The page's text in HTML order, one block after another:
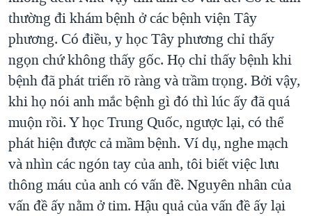
thường đi khám bệnh ở các bệnh viện Tây
phương. Có điều, y học Tây phương chỉ thấy
ngọn chứ không thấy gốc. Họ chỉ thấy bệnh khi
bệnh đã phát triển rõ ràng và trầm trọng. Bởi vậy,
khi họ nói anh mắc bệnh gì đó thì lúc ấy đã quá
muộn rồi. Y học Trung Quốc, ngược lại, có thể
phát hiện được cả mầm bệnh. Ví dụ, nghe mạch
và nhìn các ngón tay của anh, tôi biết việc lưu
thông máu của anh có vấn đề. Nguyên nhân của
vấn đề ấy nằm ở tim. Hậu quả của vấn đề ấy lại